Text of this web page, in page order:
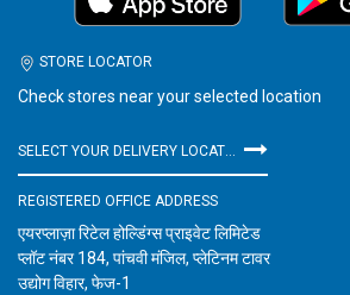
STORE LOCATOR
Check stores near your selected location
REGISTERED OFFICE ADDRESS
एयरप्लाज़ा रिटेल होल्डिंग्स प्राइवेट लिमिटेड
प्लॉट नंबर 184, पांचवी मंजिल, प्लेटिनम टावर
उद्योग विहार, फेज-1